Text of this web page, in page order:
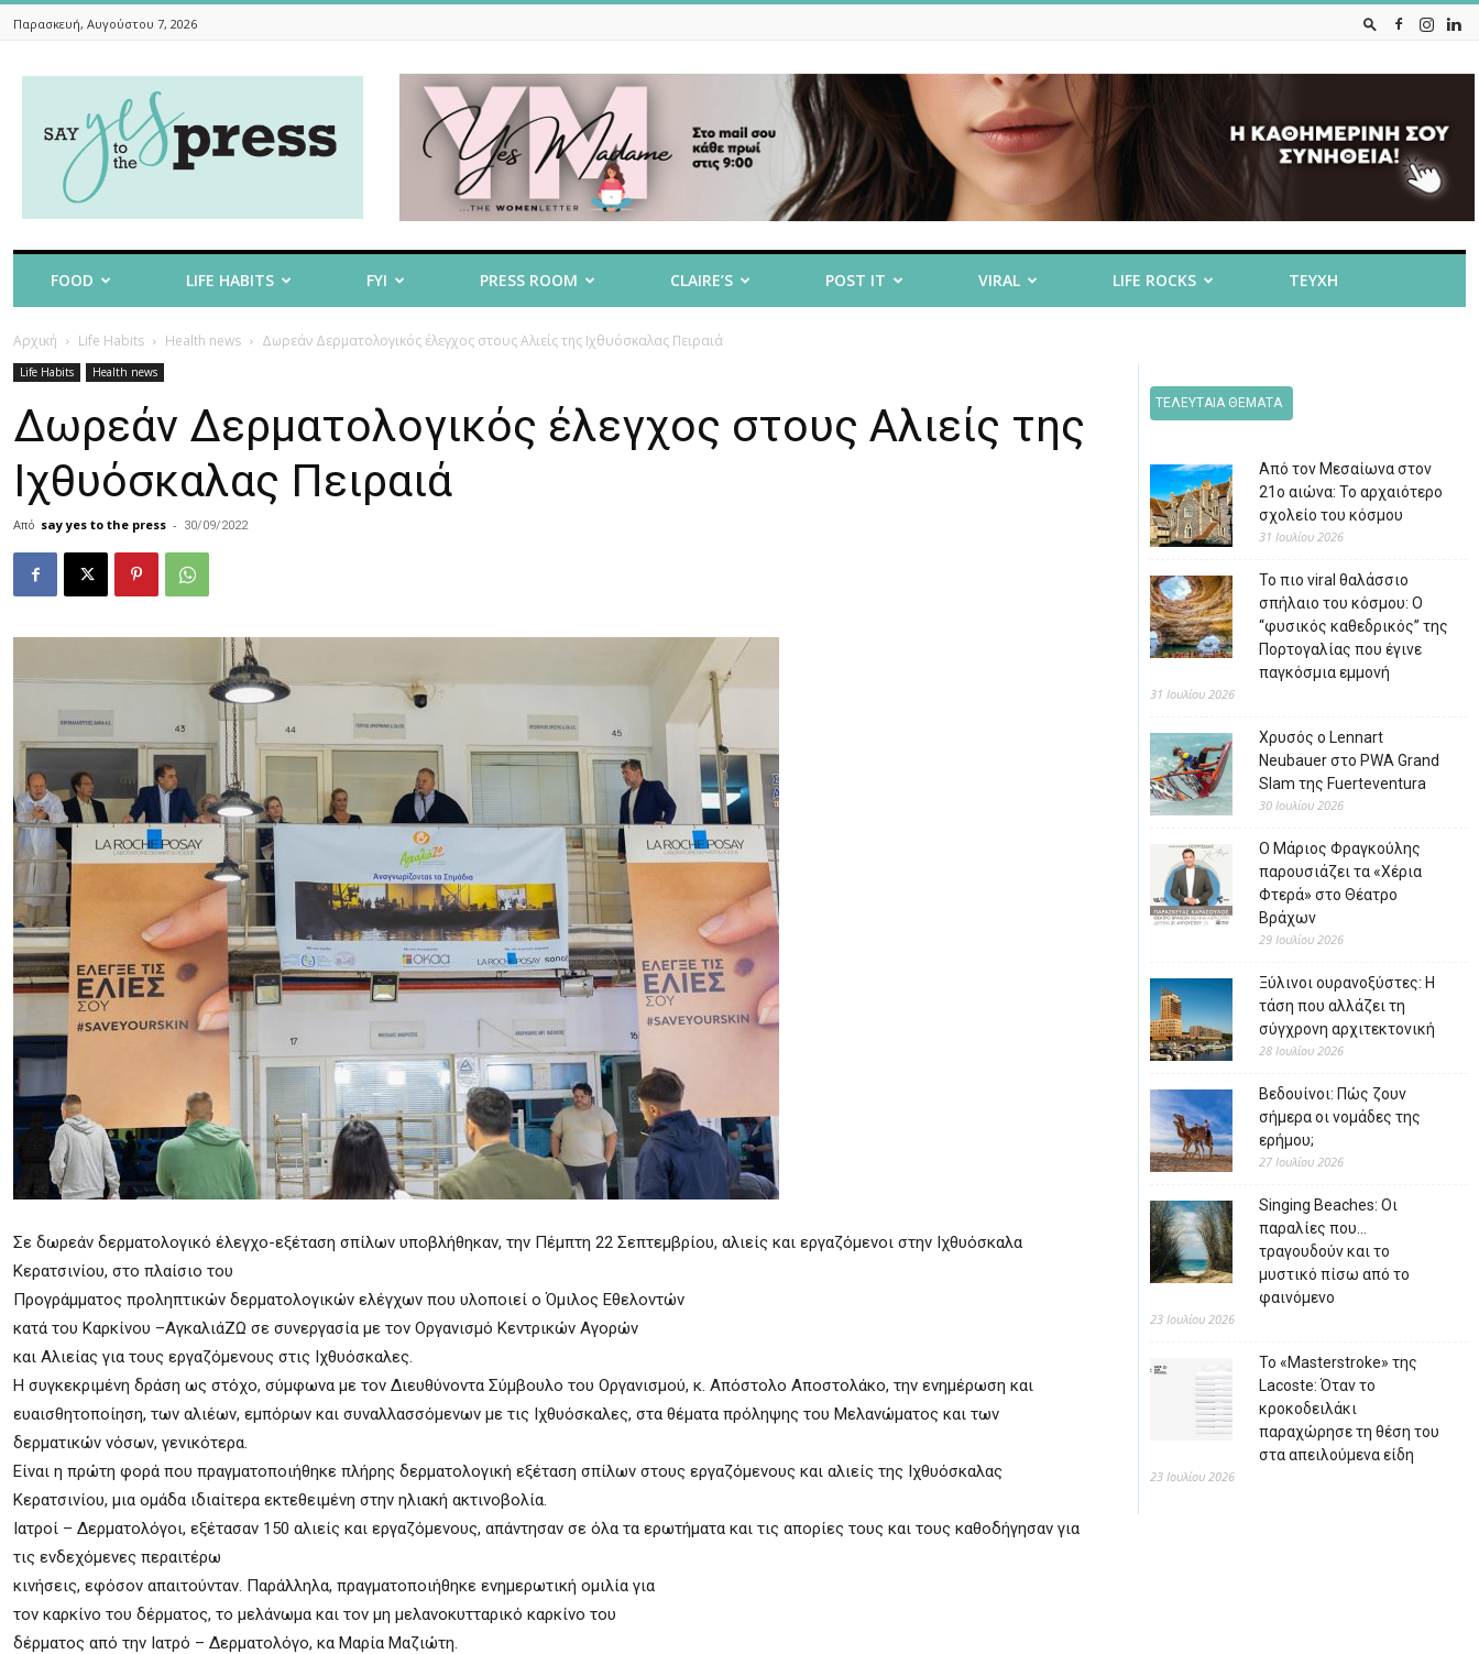
Παρασκευή, Αυγούστου 7, 2026
To
The
FOOD LIFE HABITS FYI PRESS ROOM CLAIRE’S POST IT VIRAL LIFE ROCKS ΤΕΥΧΗ
Αρχική Life Habits Health news Δωρεάν Δερματολογικός έλεγχος στους Αλιείς της Ιχθυόσκαλας Πειραιά
Life Habits Health news
Δωρεάν Δερματολογικός έλεγχος στους Αλιείς της
Ιχθυόσκαλας Πειραιά
Από say yes to the press - 30/09/2022
Σε δωρεάν δερματολογικό έλεγχο-εξέταση σπίλων υποβλήθηκαν, την Πέμπτη 22 Σεπτεμβρίου, αλιείς και εργαζόμενοι στην Ιχθυόσκαλα
Κερατσινίου, στο πλαίσιο του
Προγράμματος προληπτικών δερματολογικών ελέγχων που υλοποιεί ο Όμιλος Εθελοντών
κατά του Καρκίνου –ΑγκαλιάΖΩ σε συνεργασία με τον Οργανισμό Κεντρικών Αγορών
και Αλιείας για τους εργαζόμενους στις Ιχθυόσκαλες.
Η συγκεκριμένη δράση ως στόχο, σύμφωνα με τον Διευθύνοντα Σύμβουλο του Οργανισμού, κ. Απόστολο Αποστολάκο, την ενημέρωση και
ευαισθητοποίηση, των αλιέων, εμπόρων και συναλλασσόμενων με τις Ιχθυόσκαλες, στα θέματα πρόληψης του Μελανώματος και των
δερματικών νόσων, γενικότερα.
Είναι η πρώτη φορά που πραγματοποιήθηκε πλήρης δερματολογική εξέταση σπίλων στους εργαζόμενους και αλιείς της Ιχθυόσκαλας
Κερατσινίου, μια ομάδα ιδιαίτερα εκτεθειμένη στην ηλιακή ακτινοβολία.
Ιατροί – Δερματολόγοι, εξέτασαν 150 αλιείς και εργαζόμενους, απάντησαν σε όλα τα ερωτήματα και τις απορίες τους και τους καθοδήγησαν για
τις ενδεχόμενες περαιτέρω
κινήσεις, εφόσον απαιτούνταν. Παράλληλα, πραγματοποιήθηκε ενημερωτική ομιλία για
τον καρκίνο του δέρματος, το μελάνωμα και τον μη μελανοκυτταρικό καρκίνο του
δέρματος από την Ιατρό – Δερματολόγο, κα Μαρία Μαζιώτη.
ΤΕΛΕΥΤΑΙΑ ΘΕΜΑΤΑ
Από τον Μεσαίωνα στον
21ο αιώνα: Το αρχαιότερο
σχολείο του κόσμου
31 Ιουλίου 2026
Το πιο viral θαλάσσιο
σπήλαιο του κόσμου: Ο
“φυσικός καθεδρικός” της
Πορτογαλίας που έγινε
παγκόσμια εμμονή
31 Ιουλίου 2026
Χρυσός ο Lennart
Neubauer στο PWA Grand
Slam της Fuerteventura
30 Ιουλίου 2026
Ο Μάριος Φραγκούλης
παρουσιάζει τα «Χέρια
Φτερά» στο Θέατρο
Βράχων
29 Ιουλίου 2026
Ξύλινοι ουρανοξύστες: Η
τάση που αλλάζει τη
σύγχρονη αρχιτεκτονική
28 Ιουλίου 2026
Βεδουίνοι: Πώς ζουν
σήμερα οι νομάδες της
ερήμου;
27 Ιουλίου 2026
Singing Beaches: Οι
παραλίες που…
τραγουδούν και το
μυστικό πίσω από το
φαινόμενο
23 Ιουλίου 2026
Το «Masterstroke» της
Lacoste: Όταν το
κροκοδειλάκι
παραχώρησε τη θέση του
στα απειλούμενα είδη
23 Ιουλίου 2026